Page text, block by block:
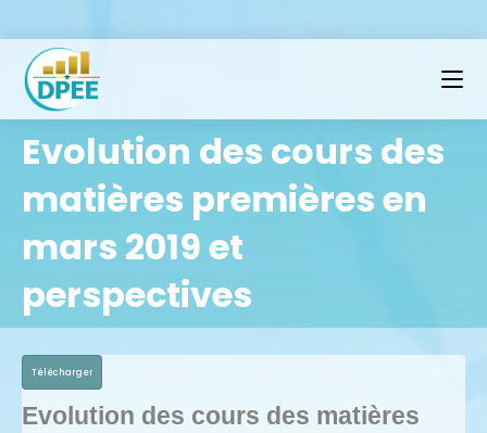
Evolution des cours des
matières premières en
mars 2019 et
perspectives
Télécharger
Evolution des cours des matières